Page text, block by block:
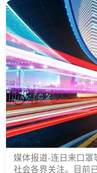
实一个企业的合法，
认证体现价值的时候
做ISO9001认证的根本
媒体报道-连日来口罩
社会各界关注。目前